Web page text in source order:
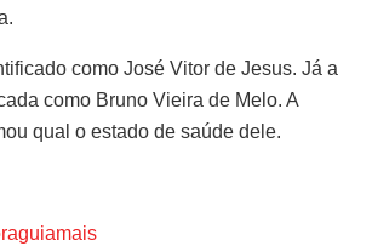
como José Vitor de Jesus. Já a
como Bruno Vieira de Melo. A
qual o estado de saúde dele.